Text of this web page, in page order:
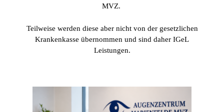
MVZ.
Teilweise werden diese aber nicht von der gesetzlichen
Krankenkasse übernommen und sind daher IGeL
Leistungen.